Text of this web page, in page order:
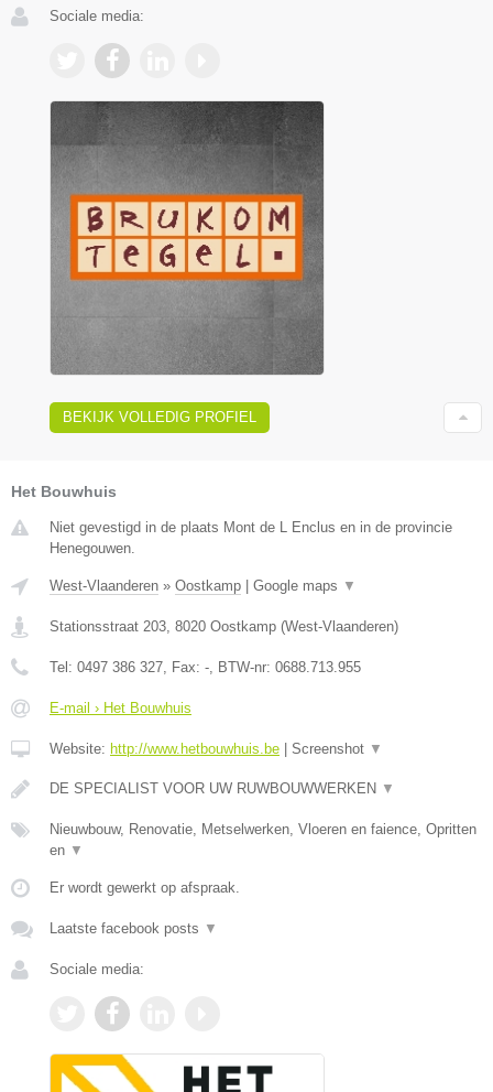
Sociale media:
BEKIJK VOLLEDIG PROFIEL
Het Bouwhuis
Niet gevestigd in de plaats Mont de L Enclus en in de provincie
Henegouwen.
West-Vlaanderen » Oostkamp Google maps ▼
Stationsstraat 203, 8020 Oostkamp (West-Vlaanderen)
Tel: 0497 386 327, Fax: -, BTW-nr: 0688.713.955
E-mail › Het Bouwhuis
Website: http://www.hetbouwhuis.be Screenshot ▼
DE SPECIALIST VOOR UW RUWBOUWWERKEN ▼
Nieuwbouw, Renovatie, Metselwerken, Vloeren en faience, Opritten
en ▼
Er wordt gewerkt op afspraak.
Laatste facebook posts ▼
Sociale media: